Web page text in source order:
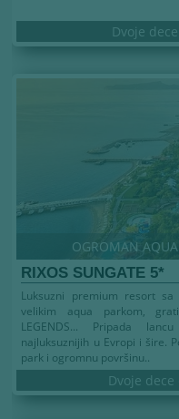
Dvoje
OGROMAN AQUA
RIXOS SUNGATE 5*
Luksuzni premium resort
velikim aqua parkom,
LEGENDS... Pripada
najluksuznijih u Evropi i šire.
park i ogromnu površinu..
Dvoje